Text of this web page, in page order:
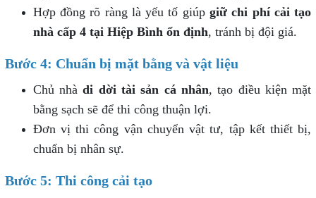
Hợp đồng rõ ràng là yếu tố giúpgiữ chi phí cải tạo
nhà cấp 4 tại Hiệp Bình ổn định, tránh bị đội giá.
Bước 4: Chuẩn bị mặt bằng và vật liệu
Chủ nhàdi dời tài sản cá nhân, tạo điều kiện mặt
bằng sạch sẽ để thi công thuận lợi.
Đơn vị thi công vận chuyển vật tư, tập kết thiết bị,
chuẩn bị nhân sự.
Bước 5: Thi công cải tạo